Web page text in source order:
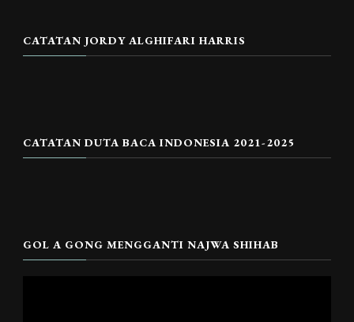
CATATAN JORDY ALGHIFARI HARRIS
CATATAN DUTA BACA INDONESIA 2021-2025
GOL A GONG MENGGANTI NAJWA SHIHAB